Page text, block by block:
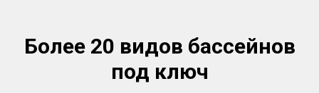
Более 20 видов бассейнов
под ключ